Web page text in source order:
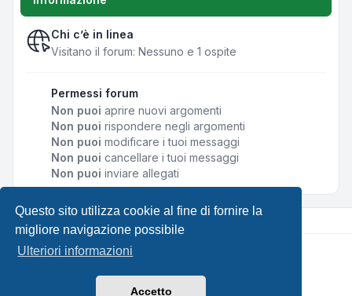
Questo sito utilizza cookie al fine di fornire la
migliore navigazione possibile
Ulteriori informazioni
Accetto
Chi c’è in linea
Visitano il forum: Nessuno e 1 ospite
Permessi forum
Non puoi aprire nuovi argomenti
Non puoi rispondere negli argomenti
Non puoi modificare i tuoi messaggi
Non puoi cancellare i tuoi messaggi
Non puoi inviare allegati
Creato daphpBB® Forum Software © phpBB Limited •
Leenoz.com
phpBB-Italia.it